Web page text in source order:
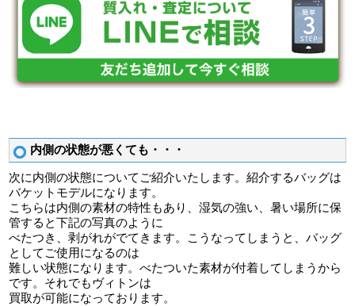
内側の状態が悪くても・・・
次に内側の状態についてご紹介いたします。紹介するバッグは
バケットモデルになります。
こちらは内側の素材の特性もあり、湿気の強い、暑い場所に保
管すると下記の写真のように
べたつき、剥がれがでてきます。こうなってしまうと、バッグ
としてご使用になるのは
難しい状態になります。べたついた素材が付着してしまうから
です。それでもヴィトンは
買取が可能になっております。